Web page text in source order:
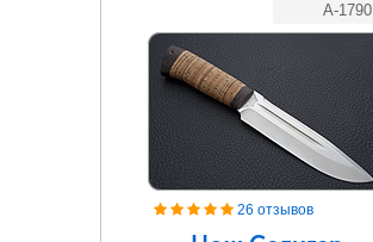
A-1790
26 отзывов